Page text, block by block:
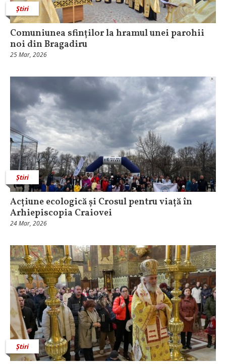
Știri
Comuniunea sfinților la hramul unei parohii
noi din Bragadiru
25 Mar, 2026
Știri
Acțiune ecologică și Crosul pentru viață în
Arhiepiscopia Craiovei
24 Mar, 2026
Știri